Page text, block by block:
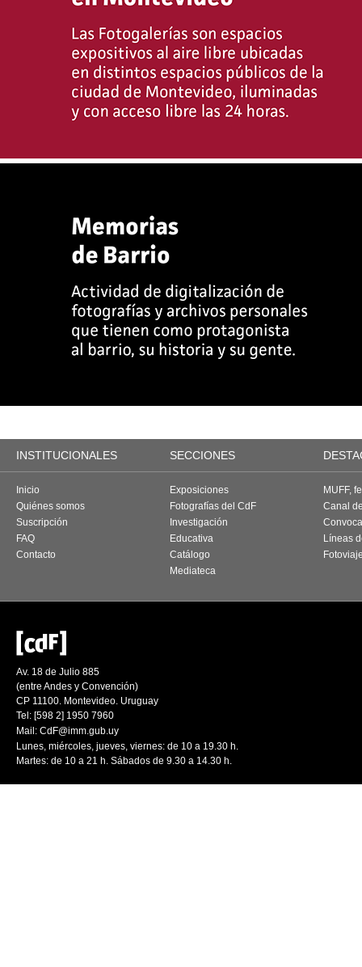
INSTITUCIONALES SECCIONES
Inicio
Quiénes somos
Suscripción
FAQ
Contacto
Exposiciones
Fotografías del CdF
Investigación
Educativa
Catálogo
Mediateca
MUFF,
Canal
Líneas
Av. 18 de Julio 885
(entre Andes y Convención)
CP 11100. Montevideo. Uruguay
Tel: [598 2] 1950 7960
Mail: CdF@imm.gub.uy
Lunes, miércoles, jueves, viernes: de 10 a 19.30 h.
Martes: de 10 a 21 h. Sábados de 9.30 a 14.30 h.